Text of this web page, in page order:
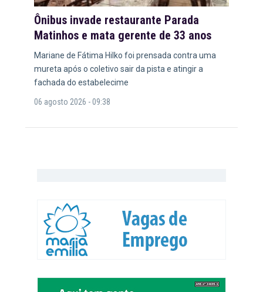
Ônibus invade restaurante Parada
Matinhos e mata gerente de 33 anos
Mariane de Fátima Hilko foi prensada contra uma
mureta após o coletivo sair da pista e atingir a
fachada do estabelecime
06 agosto 2026 - 09:38